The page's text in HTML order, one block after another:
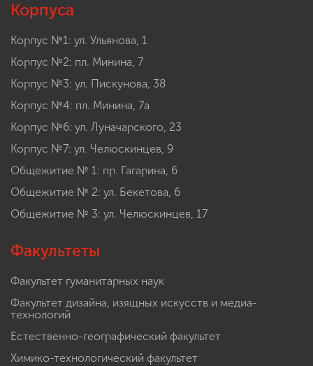
Корпуса
Корпус №1: ул. Ульянова, 1
Корпус №2: пл. Минина, 7
Корпус №3: ул. Пискунова, 38
Корпус №4: пл. Минина, 7а
Корпус №6: ул. Луначарского, 23
Корпус №7: ул. Челюскинцев, 9
Общежитие № 1: пр. Гагарина, 6
Общежитие № 2: ул. Бекетова, 6
Общежитие № 3: ул. Челюскинцев, 17
Факультеты
Факультет гуманитарных наук
Факультет дизайна, изящных искусств и медиа-
технологий
Естественно-географический факультет
Химико-технологический факультет